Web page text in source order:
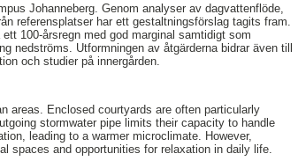
Johanneberg. Genom analyser av dagvattenflöde,
referensplatser har ett gestaltningsförslag tagits fram.
100-årsregn med god marginal samtidigt som
nedströms. Utformningen av åtgärderna bidrar även till
och studier på innergården.
areas. Enclosed courtyards are often particularly
stormwater pipe limits their capacity to handle
leading to a warmer microclimate. However,
spaces and opportunities for relaxation in daily life.